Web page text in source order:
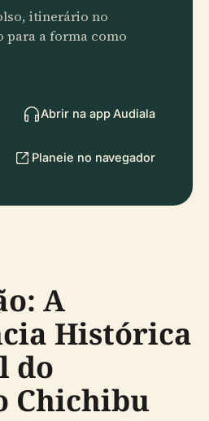
itinerário no
para a forma como
Abrir na app Audiala
Planeie no navegador
A
Histórica
do
Chichibu